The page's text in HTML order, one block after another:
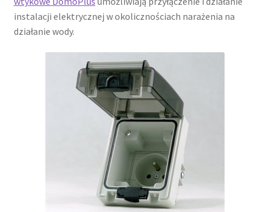
instalacji elektrycznej w okolicznościach narażenia na
działanie wody.